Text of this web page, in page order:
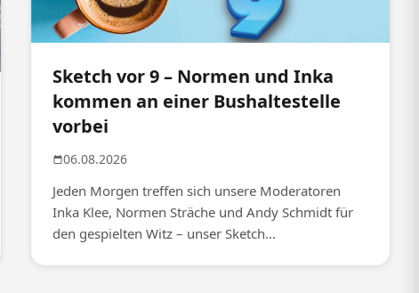
Sketch vor 9 – Normen und Inka
kommen an einer Bushaltestelle
vorbei
06.08.2026
Jeden Morgen treffen sich unsere Moderatoren
Inka Klee, Normen Sträche und Andy Schmidt für
den gespielten Witz – unser Sketch...